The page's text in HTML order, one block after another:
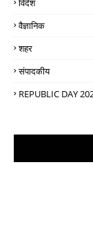
विदेश
वैज्ञानिक
शहर
संपादकीय
REPUBLIC DAY